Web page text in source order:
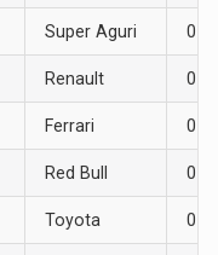
Super Aguri 0
Renault 0
Ferrari 0
Red Bull 0
Toyota 0